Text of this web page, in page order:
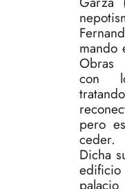
mando
Obras
con
pero
ceder.
Dicha